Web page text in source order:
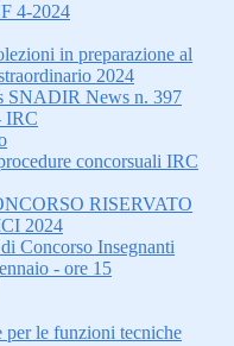
4-2024
in preparazione al
2024
SNADIR News n. 397
IRC
concorsuali IRC
RISERVATO
2024
Concorso Insegnanti
- ore 15
le funzioni tecniche